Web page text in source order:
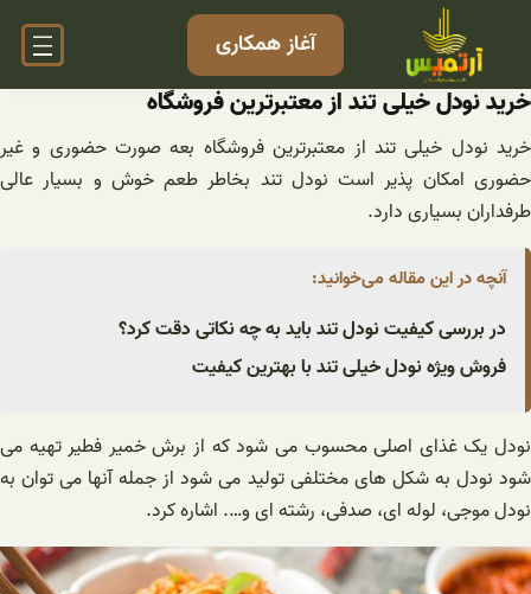
آغاز همکاری
خرید نودل خیلی تند از معتبرترین فروشگاه
خرید نودل خیلی تند از معتبرترین فروشگاه بعه صورت حضوری و غیر
حضوری امکان پذیر است نودل تند بخاطر طعم خوش و بسیار عالی
طرفداران بسیاری دارد.
آنچه در این مقاله می‌خوانید:
در بررسی کیفیت نودل تند باید به چه نکاتی دقت کرد؟
فروش ویژه نودل خیلی تند با بهترین کیفیت
نودل یک غذای اصلی محسوب می شود که از برش خمیر فطیر تهیه می
شود نودل به شکل های مختلفی تولید می شود از جمله آنها می توان به
نودل موجی، لوله ای، صدفی، رشته ای و…. اشاره کرد.